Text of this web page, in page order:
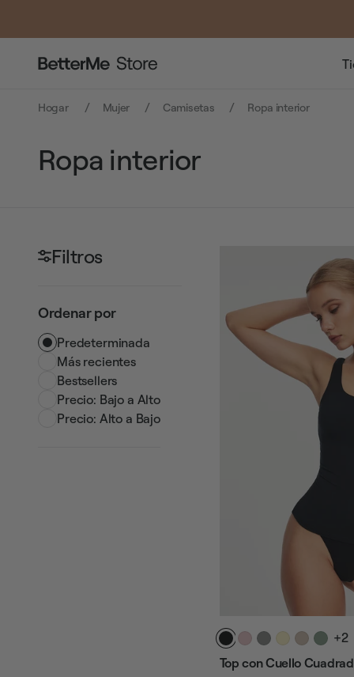
Hogar Mujer Camisetas Ropa interior
Ropa interior
Filtros
Ordenar por
Predeterminada
Más recientes
Bestsellers
Precio: Bajo a Alto
Precio: Alto a Bajo
+2
Top con Cuello